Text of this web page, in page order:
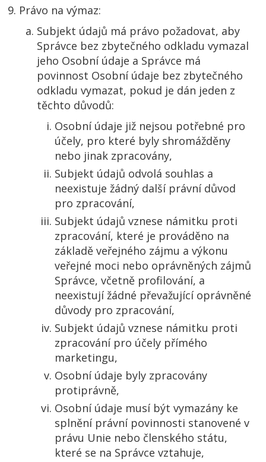
Právo na výmaz:
Subjekt údajů má právo požadovat, aby
Správce bez zbytečného odkladu vymazal
jeho Osobní údaje a Správce má
povinnost Osobní údaje bez zbytečného
odkladu vymazat, pokud je dán jeden z
těchto důvodů:
Osobní údaje již nejsou potřebné pro
účely, pro které byly shromážděny
nebo jinak zpracovány,
Subjekt údajů odvolá souhlas a
neexistuje žádný další právní důvod
pro zpracování,
Subjekt údajů vznese námitku proti
zpracování, které je prováděno na
základě veřejného zájmu a výkonu
veřejné moci nebo oprávněných zájmů
Správce, včetně profilování, a
neexistují žádné převažující oprávněné
důvody pro zpracování,
Subjekt údajů vznese námitku proti
zpracování pro účely přímého
marketingu,
Osobní údaje byly zpracovány
protiprávně,
Osobní údaje musí být vymazány ke
splnění právní povinnosti stanovené v
právu Unie nebo členského státu,
které se na Správce vztahuje,